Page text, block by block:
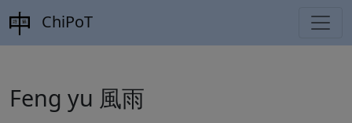
ChiPoT
Feng yu 風雨